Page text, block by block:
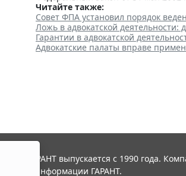
Читайте также:
Совет ФПА установил порядок
Ложь в адвокатской деятельности:
Гарантии в адвокатской
Адвокатские палаты вправе
ГАРАНТ выпускается с 1990 года.
информации ГАРАНТ.